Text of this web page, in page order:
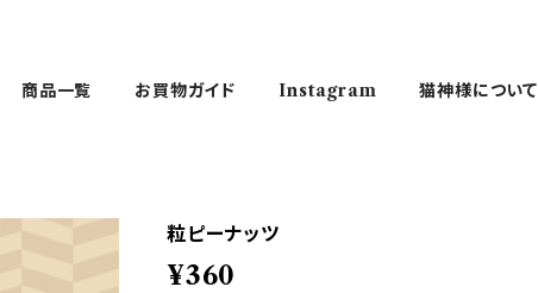
商品一覧 お買物ガイド Instagram 猫神様について
粒ピーナッツ
¥360